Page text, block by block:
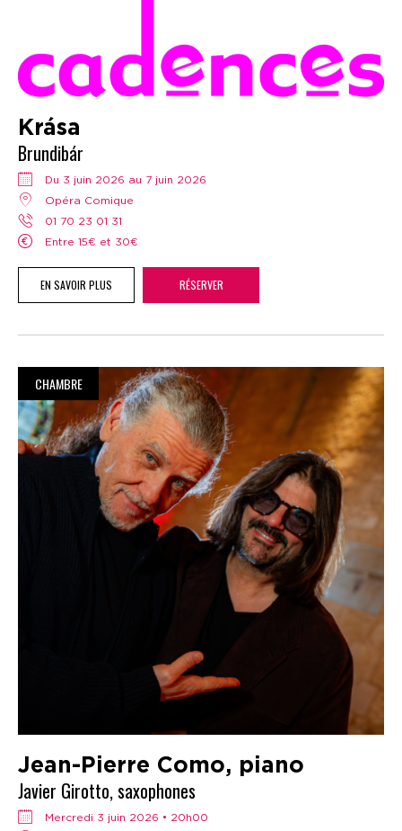
Krása
Brundibár
Du 3 juin 2026 au 7 juin 2026
Opéra Comique
01 70 23 01 31
Entre 15€ et 30€
EN SAVOIR PLUS RÉSERVER
CHAMBRE
Jean-Pierre Como, piano
Javier Girotto, saxophones
mercredi 3 juin 2026 • 20h00